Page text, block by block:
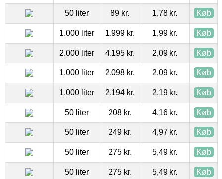
50 liter 89 kr. 1,78 kr. Køb
1.000 liter 1.999 kr. 1,99 kr. Køb
2.000 liter 4.195 kr. 2,09 kr. Køb
1.000 liter 2.098 kr. 2,09 kr. Køb
1.000 liter 2.194 kr. 2,19 kr. Køb
50 liter 208 kr. 4,16 kr. Køb
50 liter 249 kr. 4,97 kr. Køb
50 liter 275 kr. 5,49 kr. Køb
50 liter 275 kr. 5,49 kr. Køb